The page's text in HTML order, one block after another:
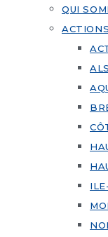
QUI
ACTIONS